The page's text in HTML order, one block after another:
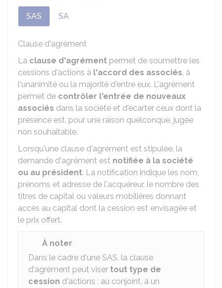
SAS SA
Clause d'agrément
La clause d'agrément permet de soumettre les
cessions d'actions à l'accord des associés, à
l'unanimité ou la majorité d'entre eux. L'agrément
permet de contrôler l'entrée de nouveaux
associés dans la société et d'écarter ceux dont la
présence est, pour une raison quelconque, jugée
non souhaitable.
Lorsqu'une clause d'agrément est stipulée, la
demande d'agrément est notifiée à la société
ou au président. La notification indique les nom,
prénoms et adresse de l'acquéreur, le nombre des
titres de capital ou valeurs mobilières donnant
accès au capital dont la cession est envisagée et
le prix offert.
À noter
Dans le cadre d'une SAS, la clause
d'agrément peut viser tout type de
cession d'actions : au conjoint, à un